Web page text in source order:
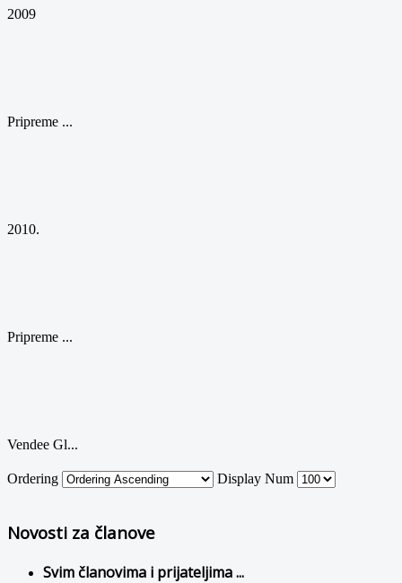
2009
Pripreme ...
2010.
Pripreme ...
Vendee Gl...
Ordering Display Num
Novosti za članove
Svim članovima i prijateljima ...